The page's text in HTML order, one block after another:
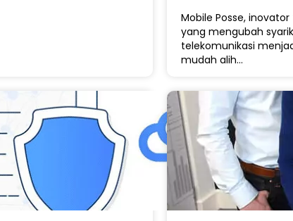
Mobile Posse,
yang mengubah
telekomunikasi
mudah alih…